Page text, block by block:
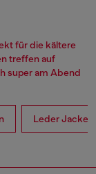
für die kältere
treffen auf
super am Abend
Leder Jacken